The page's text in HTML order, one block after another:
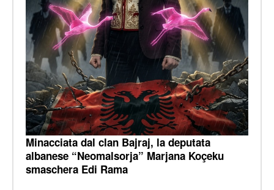
Minacciata dal clan Bajraj, la deputata
albanese “Neomalsorja” Marjana Koçeku
smaschera Edi Rama